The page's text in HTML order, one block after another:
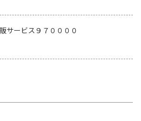
サービス９７００００